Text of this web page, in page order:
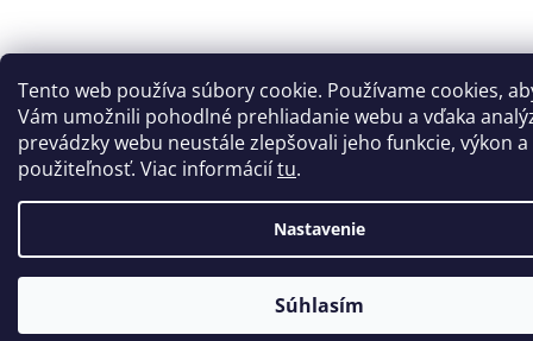
Tento web používa súbory cookie. Používame cookies,
Vám umožnili pohodlné prehliadanie webu a vďaka
prevádzky webu neustále zlepšovali jeho funkcie, výkon a
použiteľnosť. Viac informáciítu.
Nastavenie
Súhlasím